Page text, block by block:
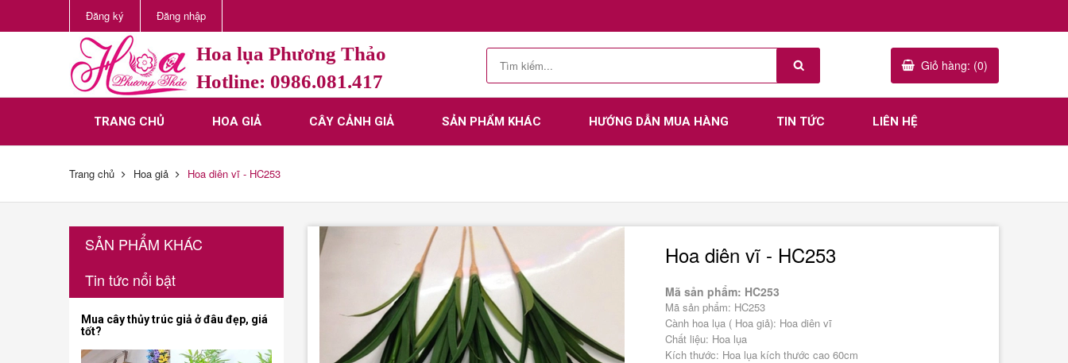
Đăng ký Đăng nhập
Hoa lụa Phương Thảo
Hotline: 0986.081.417
Giỏ hàng: (0)
TRANG CHỦ HOA GIẢ CÂY CẢNH GIẢ SẢN PHẨM KHÁC HƯỚNG DẪN MUA HÀNG TIN TỨC LIÊN HỆ
Trang chủ Hoa giả Hoa diên vĩ - HC253
Hoa diên vĩ - HC253
Mã sản phẩm: HC253
Mã sản phẩm: HC253
Cành hoa lụa ( Hoa giả): Hoa diên vĩ
Chất liệu: Hoa lụa
Kích thước: Hoa lụa kích thước cao 60cm
SẢN PHẨM KHÁC
Tin tức nổi bật
Mua cây thủy trúc giả ở đâu đẹp, giá
tốt?